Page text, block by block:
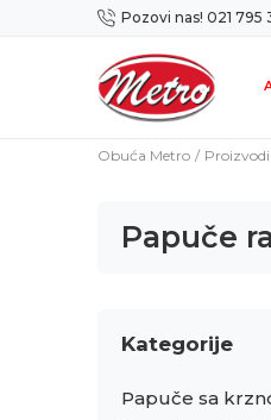
Pozovi nas! 021 795
zamene u roku od 14
Obuća Metro Proizvodi
Papuče
Kategorije
Papuče sa